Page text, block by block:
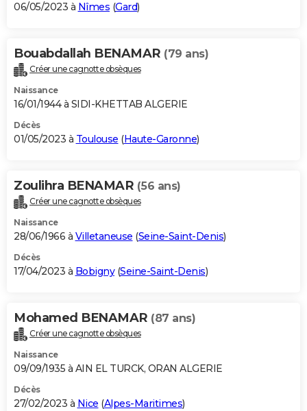
06/05/2023 à Nîmes (Gard)
Bouabdallah BENAMAR (79 ans)
Créer une cagnotte obsèques
Naissance
16/01/1944 à SIDI-KHETTAB ALGERIE
Décès
01/05/2023 à Toulouse (Haute-Garonne)
Zoulihra BENAMAR (56 ans)
Créer une cagnotte obsèques
Naissance
28/06/1966 à Villetaneuse (Seine-Saint-Denis)
Décès
17/04/2023 à Bobigny(Seine-Saint-Denis)
Mohamed BENAMAR (87 ans)
Créer une cagnotte obsèques
Naissance
09/09/1935 à AIN EL TURCK, ORAN ALGERIE
Décès
27/02/2023 à Nice (Alpes-Maritimes)